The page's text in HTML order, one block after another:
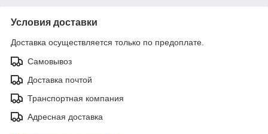
Условия доставки
Доставка осуществляется только по предоплате.
Самовывоз
Доставка почтой
Транспортная компания
Адресная доставка